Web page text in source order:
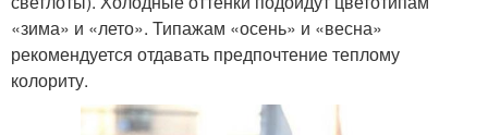
«зима» и «лето». Типажам «осень» и «весна»
рекомендуется отдавать предпочтение теплому
колориту.